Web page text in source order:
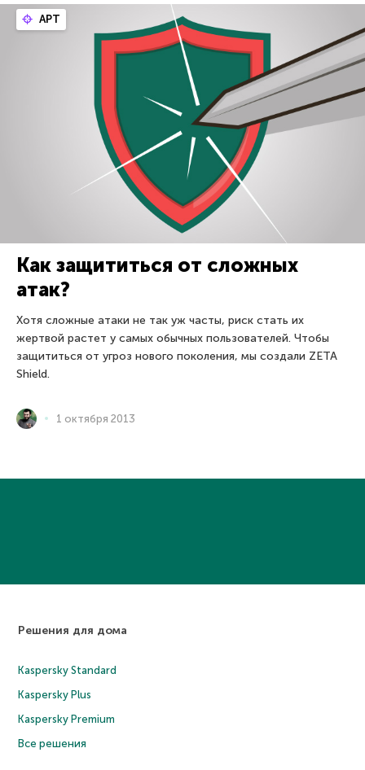
APT
Как защититься от сложных
атак?
Хотя сложные атаки не так уж часты, риск стать их
жертвой растет у самых обычных пользователей. Чтобы
защититься от угроз нового поколения, мы создали ZETA
Shield.
1 октября 2013
Решения для дома
Kaspersky Standard
Kaspersky Plus
Kaspersky Premium
Все решения